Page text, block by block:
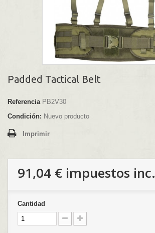
Padded Tactical Belt
Referencia PB2V30
Condición: Nuevo producto
Imprimir
91,04 € impuestos inc.
Cantidad